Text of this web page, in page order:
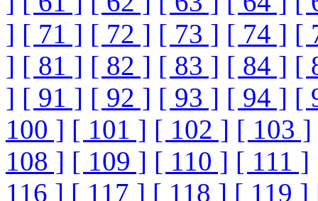
] [ 71 ] [ 72 ] [ 73 ] [ 74 ] [
] [ 81 ] [ 82 ] [ 83 ] [ 84 ] [
] [ 91 ] [ 92 ] [ 93 ] [ 94 ] [
100 ] [ 101 ] [ 102 ] [ 103 ]
108 ] [ 109 ] [ 110 ] [ 111 ]
116 ] [ 117 ] [ 118 ] [ 119 ]